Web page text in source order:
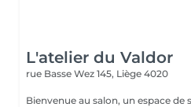
L'atelier du Valdor
rue Basse Wez 145, Liège 4020
Bienvenue au salon, un espace